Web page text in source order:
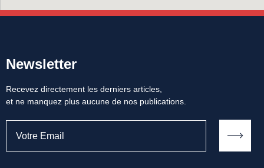
Newsletter
Recevez directement les derniers articles,
et ne manquez plus aucune de nos publications.